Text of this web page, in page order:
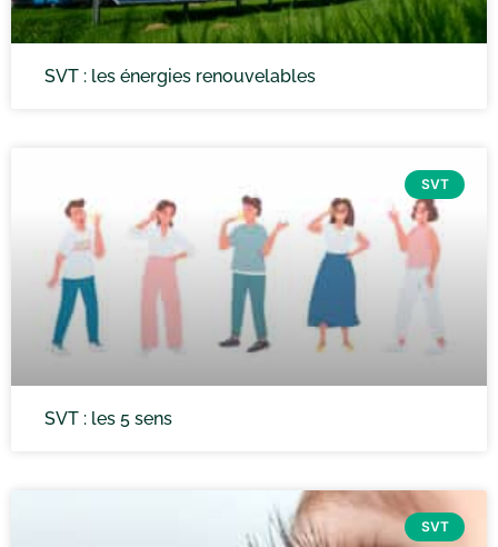
SVT : les énergies renouvelables
SVT
SVT : les 5 sens
SVT